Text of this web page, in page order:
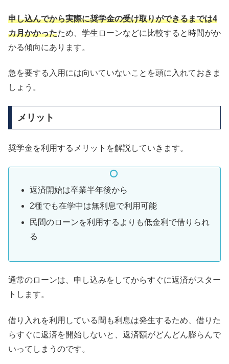
申し込んでから実際に奨学金の受け取りができるまでは4
カ月かかったため、学生ローンなどに比較すると時間がか
かる傾向にあります。
急を要する入用には向いていないことを頭に入れておきま
しょう。
メリット
奨学金を利用するメリットを解説していきます。
返済開始は卒業半年後から
2種でも在学中は無利息で利用可能
民間のローンを利用するよりも低金利で借りられ
る
通常のローンは、申し込みをしてからすぐに返済がスター
トします。
借り入れを利用している間も利息は発生するため、借りた
らすぐに返済を開始しないと、返済額がどんどん膨らんで
いってしまうのです。